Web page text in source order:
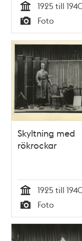
Tid
1925 till
Typ
Foto
Skyltning med
rökrockar
Tid
1925 till
Typ
Foto